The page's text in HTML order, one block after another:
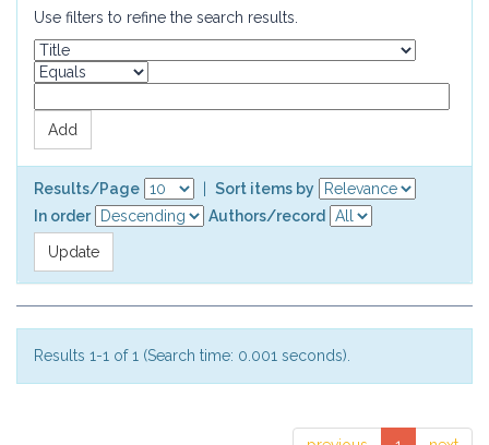
Use filters to refine the search results.
Results/Page
Sort items by
In order
Authors/record
Results 1-1 of 1 (Search time: 0.001 seconds).